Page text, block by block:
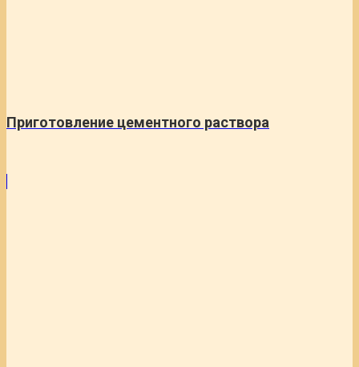
Приготовление цементного раствора